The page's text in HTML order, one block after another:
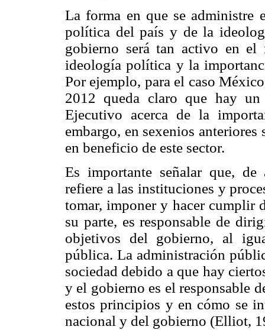
La forma en que se administre
política del país y de la
gobierno será tan activo en el
ideología política y la
Por ejemplo, para el caso
2012 queda claro que hay un
Ejecutivo acerca de la
embargo, en sexenios
en beneficio de este sector.
Es importante señalar que,
refiere a las instituciones y
tomar, imponer y hacer cumplir
su parte, es responsable de
objetivos del gobierno, al
pública. La administración
sociedad debido a que hay
y el gobierno es el responsable
estos principios y en cómo se
nacional y del gobierno (Elliot,